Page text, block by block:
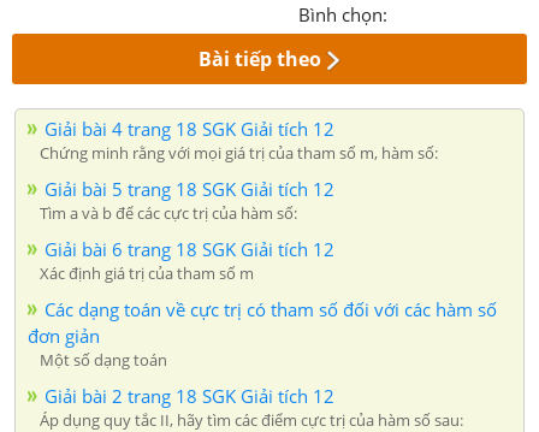
Bình chọn:
Bài tiếp theo
Giải bài 4 trang 18 SGK Giải tích 12
Chứng minh rằng với mọi giá trị của tham số m, hàm số:
Giải bài 5 trang 18 SGK Giải tích 12
Tìm a và b để các cực trị của hàm số:
Giải bài 6 trang 18 SGK Giải tích 12
Xác định giá trị của tham số m
Các dạng toán về cực trị có tham số đối với các hàm số
đơn giản
Một số dạng toán
Giải bài 2 trang 18 SGK Giải tích 12
Áp dụng quy tắc II, hãy tìm các điểm cực trị của hàm số sau: